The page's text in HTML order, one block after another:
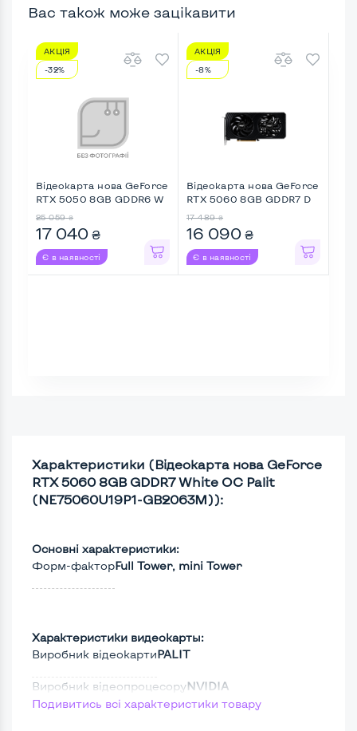
Вас також може зацікавити
АКЦІЯ
-32%
Відеокарта нова GeForce
RTX 5050 8GB GDDR6 W
25 059 ₴
17 040 ₴
Є в наявності
АКЦІЯ
-8%
Відеокарта нова GeForce
RTX 5060 8GB GDDR7 D
17 489 ₴
16 090 ₴
Є в наявності
Характеристики (Відеокарта нова GeForce
RTX 5060 8GB GDDR7 White OC Palit
(NE75060U19P1-GB2063M)):
Основні характеристики:
Форм-факторFull Tower, mini Tower
Характеристики видеокарты:
Виробник відеокартиPALIT
Виробник відеопроцесоруNVIDIA
Подивитись всі характеристики товару